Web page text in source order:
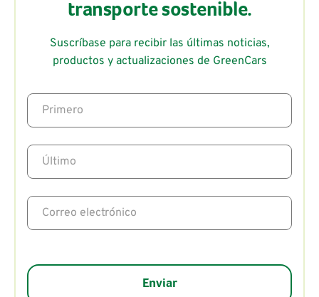
transporte sostenible.
Suscríbase para recibir las últimas noticias,
productos y actualizaciones de GreenCars